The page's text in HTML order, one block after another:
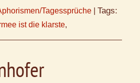
Tagessprüche Tags:
ist die klarste,